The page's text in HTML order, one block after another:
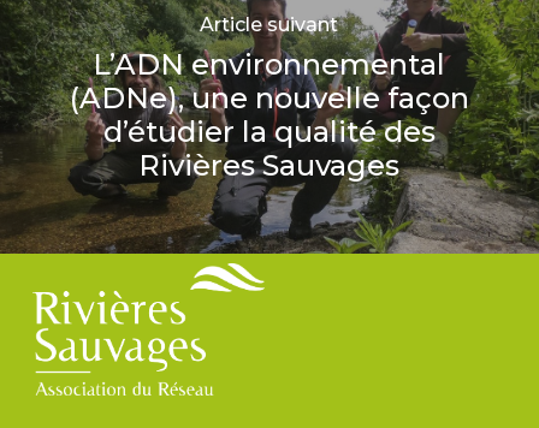
Article suivant
L’ADN environnemental
(ADNe), une nouvelle façon
d’étudier la qualité des
Rivières Sauvages